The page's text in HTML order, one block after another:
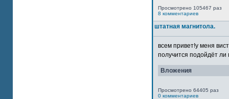
Просмотрено 105467 раз
8 комментариев
штатная магнитола.
всем привет!у меня
получится подойдёт ли
Вложения
Просмотрено 64405 раз
0 комментариев